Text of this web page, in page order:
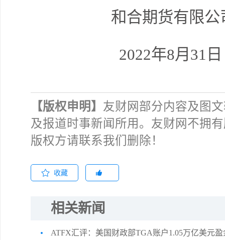
和合期货有限公
2022年8月31日
【版权申明】 友财网部分内容及图
及报道时事新闻所用。友财网不拥
版权方请联系我们删除！
收藏
相关新闻
ATFX汇评：美国财政部TGA账户1.05万亿美元